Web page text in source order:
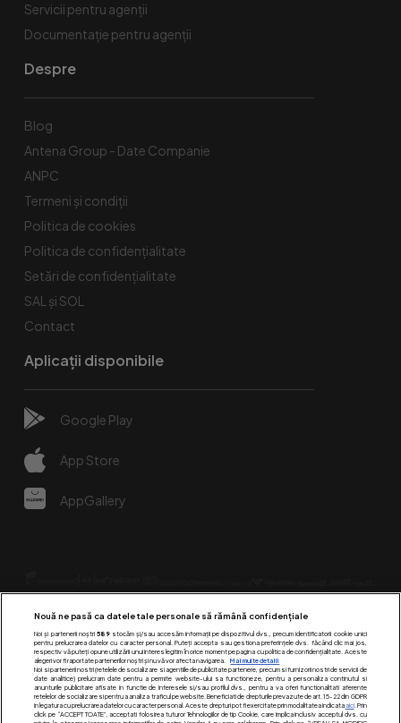
Servicii pentru agenții
Documentație pentru agenții
Despre
Blog
Antena Group - Date Companie
ANPC
Termeni și condiții
Politica de cookies
Politica de confidențialitate
Setări de confidențialitate
SAL și SOL
Contact
Aplicații disponibile
Google Play
App Store
AppGallery
Urmărește-ne pe:
Nouă ne pasă ca datele tale personale să rămână confidențiale
Noi și partenerii noștri 589stocăm și/sau accesăm informații pe dispozitivul dvs., precum identificatorii cookie unici
pentru prelucrarea datelor cu caracter personal. Puteți accepta sau gestiona preferințele dvs. făcând clic mai jos,
respectiv vă puteți opune utilizării unui interes legitim în orice moment pe pagina cu politica de confidențialitate. Aceste
alegeri vor fi raportate partenerilor noștri și nu vă vor afecta navigarea.
Mai multe detalii
Noi si partenerii nostri (retelele de socializare si agentiile de publicitate partenere, precum si furnizorii nostri de servicii de
date analitice) prelucram date pentru a permite website-ului sa functioneze, pentru a personaliza continutul si
anunturile publicitare afisate in functie de interesele si/sau profilul dvs., pentru a va oferi functionalitati aferente
retelelor de socializare si pentru a analiza traficul pe website. Beneficiati de drepturile prevazute de art. 15-22 din GDPR
in legatura cu prelucrarea datelor cu caracter personal. Aceste drepturi pot fi exercitate prin modalitatea indicataaici. Prin
click pe “ACCEPT TOATE”, acceptati folosirea tuturor Tehnologiilor de tip Cookie, care implica inclusiv acceptul dvs. cu